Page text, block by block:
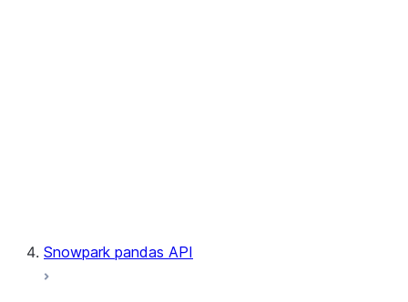
Snowpark pandas API